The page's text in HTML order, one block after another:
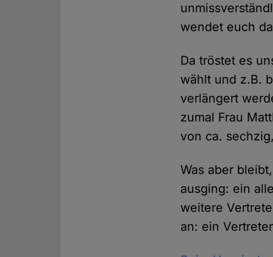
wendet euch
Da tröstet es
wählt und z.B.
verlängert
zumal Frau
von ca.
Was aber
ausging: ein
weitere
an: ein